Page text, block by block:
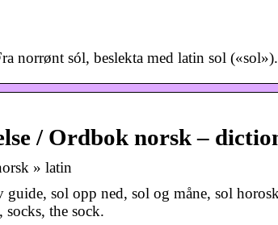
norrønt sól, beslekta med latin sol
/ Ordbok norsk –
» latin
sol opp ned, sol og måne, sol
socks, the sock.